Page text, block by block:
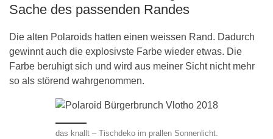
Sache des passenden Randes
Die alten Polaroids hatten einen weissen Rand. Dadurch
gewinnt auch die explosivste Farbe wieder etwas. Die
Farbe beruhigt sich und wird aus meiner Sicht nicht mehr
so als störend wahrgenommen.
das knallt – Tischdeko im prallen Sonnenlicht.